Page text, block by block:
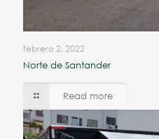
febrero 2, 2022
Norte de Santander
Read more